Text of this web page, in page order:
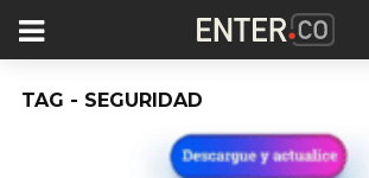
TAG - SEGURIDAD